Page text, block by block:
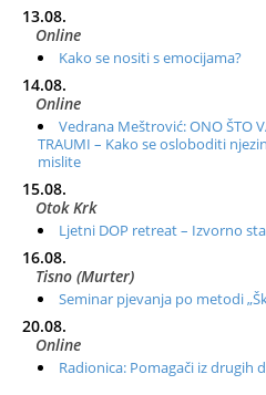
13.08.
Online
Kako se nositi s emocijama?
14.08.
Online
Vedrana Meštrović: ONO ŠTO
TRAUMI – Kako se osloboditi
mislite
15.08.
Otok Krk
Ljetni DOP retreat – Izvorno
16.08.
Tisno (Murter)
Seminar pjevanja po metodi
20.08.
Online
Radionica: Pomagači iz drugih